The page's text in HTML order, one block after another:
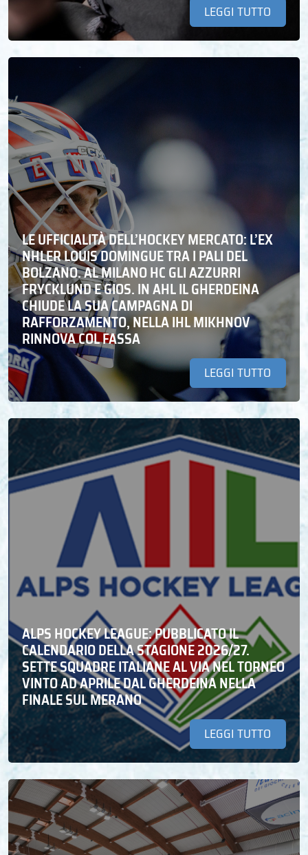
LEGGI TUTTO
LE UFFICIALITÀ DELL’HOCKEY MERCATO: L’EX
NHLER LOUIS DOMINGUE TRA I PALI DEL
BOLZANO. AL MILANO HC GLI AZZURRI
FRYCKLUND E GIOS. IN AHL IL GHERDEINA
CHIUDE LA SUA CAMPAGNA DI
RAFFORZAMENTO, NELLA IHL MIKHNOV
RINNOVA COL FASSA
LEGGI TUTTO
ALPS HOCKEY LEAGUE: PUBBLICATO IL
CALENDARIO DELLA STAGIONE 2026/27.
SETTE SQUADRE ITALIANE AL VIA NEL TORNEO
VINTO AD APRILE DAL GHERDEINA NELLA
FINALE SUL MERANO
LEGGI TUTTO